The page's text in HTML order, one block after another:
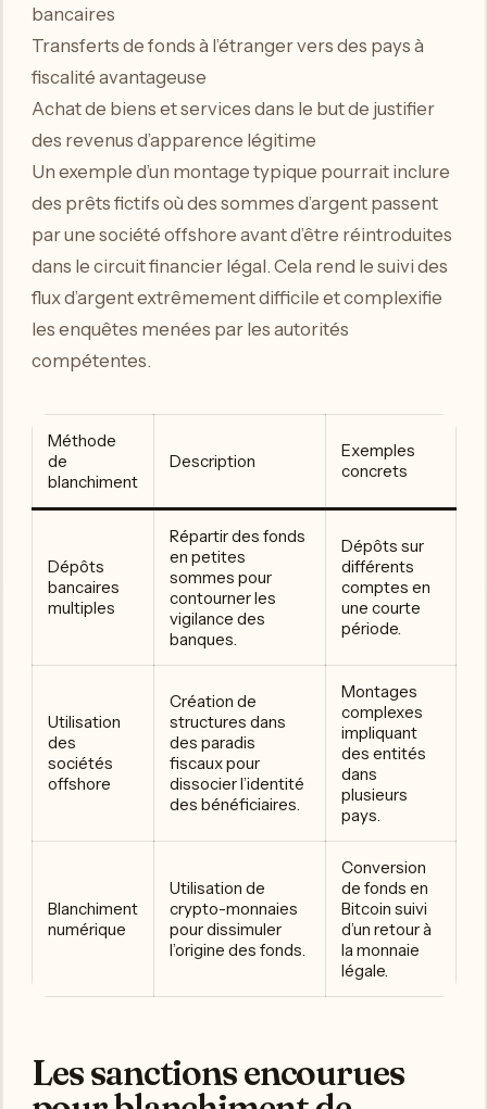
bancaires
Transferts de fonds à l’étranger vers des pays à
fiscalité avantageuse
Achat de biens et services dans le but de justifier
des revenus d’apparence légitime
Un exemple d’un montage typique pourrait inclure
des prêts fictifs où des sommes d’argent passent
par une société offshore avant d’être réintroduites
dans le circuit financier légal. Cela rend le suivi des
flux d’argent extrêmement difficile et complexifie
les enquêtes menées par les autorités
compétentes.
Méthode
de
blanchiment
Description
Exemples
concrets
Dépôts
bancaires
multiples
Répartir des fonds
en petites
sommes pour
contourner les
vigilance des
banques.
Dépôts sur
différents
comptes en
une courte
période.
Utilisation
des
sociétés
offshore
Création de
structures dans
des paradis
fiscaux pour
dissocier l’identité
des bénéficiaires.
Montages
complexes
impliquant
des entités
dans
plusieurs
pays.
Blanchiment
numérique
Utilisation de
crypto-monnaies
pour dissimuler
l’origine des fonds.
Conversion
de fonds en
Bitcoin suivi
d’un retour à
la monnaie
légale.
Les sanctions encourues